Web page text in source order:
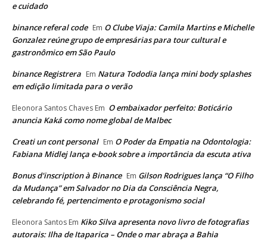
e cuidado
binance referal code Em O Clube Viaja: Camila Martins e Michelle
Gonzalez reúne grupo de empresárias para tour cultural e
gastronômico em São Paulo
binance Registrera Em Natura Tododia lança mini body splashes
em edição limitada para o verão
Eleonora Santos Chaves Em O embaixador perfeito: Boticário
anuncia Kaká como nome global de Malbec
Creati un cont personal Em O Poder da Empatia na Odontologia:
Fabiana Midlej lança e-book sobre a importância da escuta ativa
Bonus d'inscription à Binance Em Gilson Rodrigues lança “O Filho
da Mudança” em Salvador no Dia da Consciência Negra,
celebrando fé, pertencimento e protagonismo social
Eleonora Santos Em Kiko Silva apresenta novo livro de fotografias
autorais: Ilha de Itaparica – Onde o mar abraça a Bahia